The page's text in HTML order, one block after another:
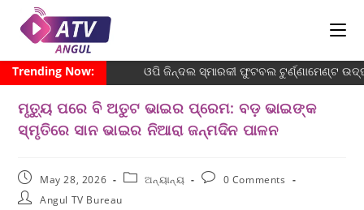
Trending Now: ଓପି ଜିନ୍ଦଲ ସ୍ମାରକୀ ଫୁଟବଲ ଟୁର୍ଣ୍ଣାମେଣ୍ଟ
ମୃତ୍ୟୁ ପରେ ବି ଅତୁଟ ଭାଇର ପ୍ରେମ: ବଡ଼ ଭାଇଙ୍କ
ସ୍ମୃତିରେ ସାନ ଭାଇର ନିଆରା ଜନ୍ମଦିନ ପାଳନ
May 28, 2026 ଅନ୍ୟାନ୍ୟ
0 Comments
Angul TV Bureau